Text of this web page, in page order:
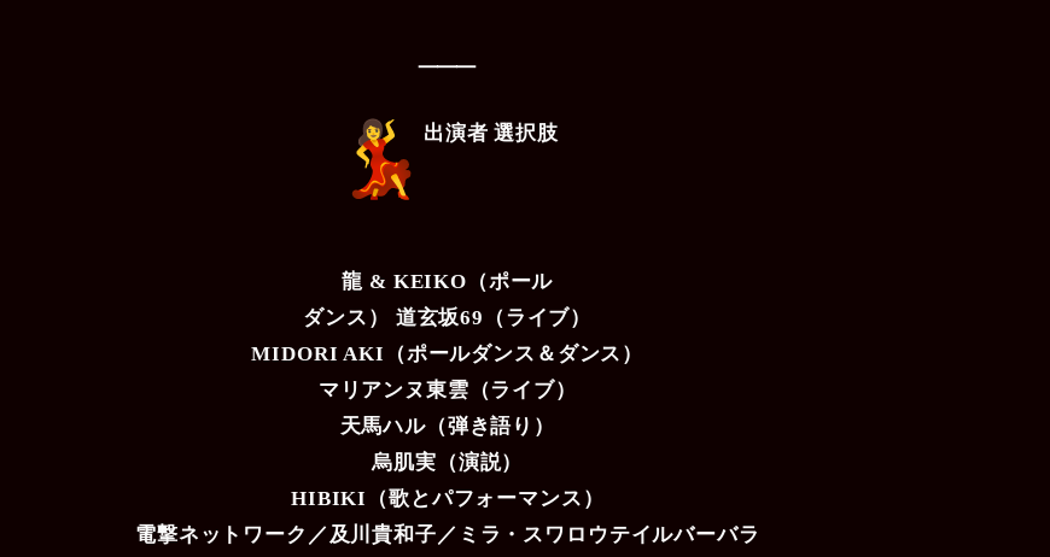
⸻
出演者 選択肢
龍 & KEIKO（ポール
ダンス） 道玄坂69（ライブ）
MIDORI AKI（ポールダンス＆ダンス）
マリアンヌ東雲（ライブ）
天馬ハル（弾き語り）
烏肌実（演説）
HIBIKI（歌とパフォーマンス）
電撃ネットワーク／及川貴和子／ミラ・スワロウテイルバーバラ